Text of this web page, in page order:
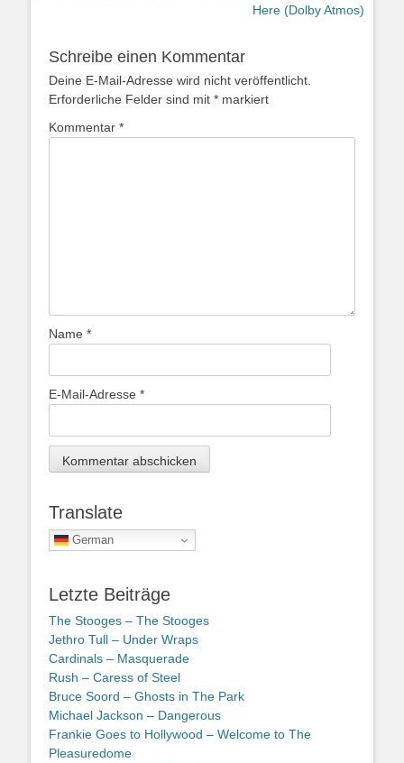
Here (Dolby Atmos)
Schreibe einen Kommentar
Deine E-Mail-Adresse wird nicht veröffentlicht.
Erforderliche Felder sind mit * markiert
Kommentar *
Name *
E-Mail-Adresse *
Translate
German
Letzte Beiträge
The Stooges – The Stooges
Jethro Tull – Under Wraps
Cardinals – Masquerade
Rush – Caress of Steel
Bruce Soord – Ghosts in The Park
Michael Jackson – Dangerous
Frankie Goes to Hollywood – Welcome to The
Pleasuredome